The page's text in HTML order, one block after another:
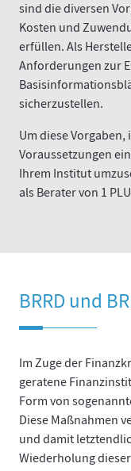
sind die diversen
Kosten und
erfüllen. Als
Anforderungen zur
sicherzustellen.
Um diese
Voraussetzungen
Ihrem Institut
als Berater von 1
BRRD und
Im Zuge der
geratene
Form von
Diese Maßnahmen
und damit
Wiederholung